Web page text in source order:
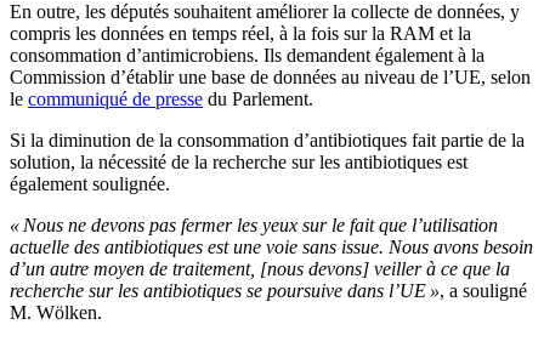
En outre, les députés souhaitent améliorer la collecte de données, y
compris les données en temps réel, à la fois sur la RAM et la
consommation d’antimicrobiens. Ils demandent également à la
Commission d’établir une base de données au niveau de l’UE, selon
le communiqué de presse du Parlement.
Si la diminution de la consommation d’antibiotiques fait partie de la
solution, la nécessité de la recherche sur les antibiotiques est
également soulignée.
« Nous ne devons pas fermer les yeux sur le fait que l’utilisation
actuelle des antibiotiques est une voie sans issue. Nous avons besoin
d’un autre moyen de traitement, [nous devons] veiller à ce que la
recherche sur les antibiotiques se poursuive dans l’UE », a souligné
M. Wölken.